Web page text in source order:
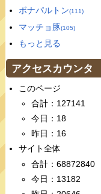
ボナパルトン(111)
マッチョ豚(105)
もっと見る
アクセスカウンタ
このページ
合計：127141
今日：18
昨日：16
サイト全体
合計：68872840
今日：13182